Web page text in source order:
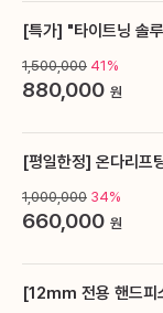
[특가] "타이트닝 솔
1,500,000 41%
880,000 원
[평일한정] 온다리프
1,000,000 34%
660,000 원
[12mm 전용 핸드